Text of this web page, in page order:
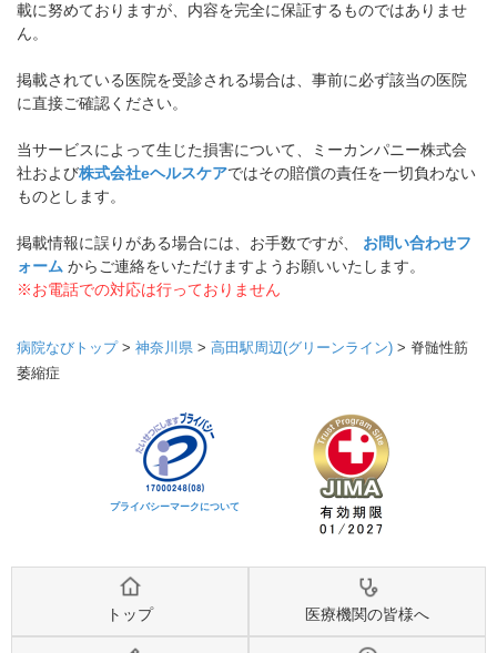
載に努めておりますが、内容を完全に保証するものではありませ
ん。
掲載されている医院を受診される場合は、事前に必ず該当の医院
に直接ご確認ください。
当サービスによって生じた損害について、ミーカンパニー株式会
社および株式会社eヘルスケアではその賠償の責任を一切負わない
ものとします。
掲載情報に誤りがある場合には、お手数ですが、 お問い合わせフ
ォーム からご連絡をいただけますようお願いいたします。
※お電話での対応は行っておりません
病院なびトップ> 神奈川県 > 高田駅周辺(グリーンライン) > 脊髄性筋
萎縮症
プライバシーマークについて
トップ 医療機関の皆様へ